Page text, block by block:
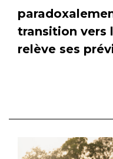
transition vers
relève ses